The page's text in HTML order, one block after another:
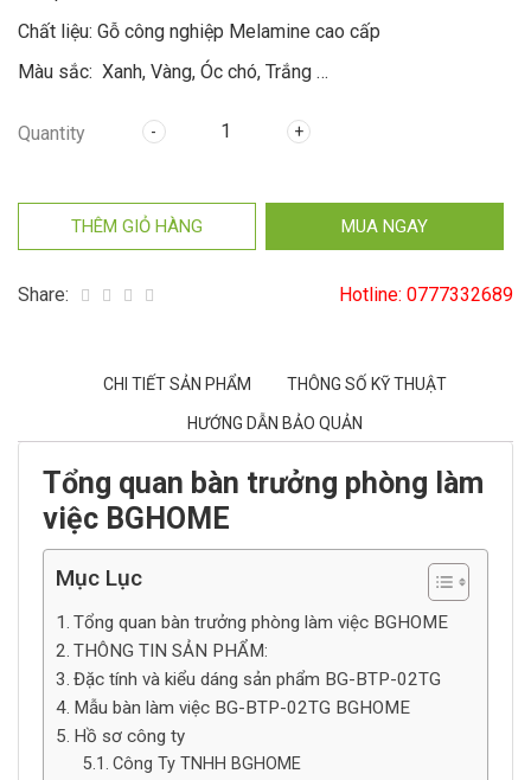
Chất liệu: Gỗ công nghiệp Melamine cao cấp
Màu sắc: Xanh, Vàng, Óc chó, Trắng …
Quantity
THÊM GIỎ HÀNG MUA NGAY
Share: Hotline: 0777332689
CHI TIẾT SẢN PHẨM THÔNG SỐ KỸ THUẬT
HƯỚNG DẪN BẢO QUẢN
Tổng quan bàn trưởng phòng làm
việc BGHOME
Mục Lục
Tổng quan bàn trưởng phòng làm việc BGHOME
THÔNG TIN SẢN PHẨM:
Đặc tính và kiểu dáng sản phẩm BG-BTP-02TG
Mẫu bàn làm việc BG-BTP-02TG BGHOME
Hồ sơ công ty
Công Ty TNHH BGHOME